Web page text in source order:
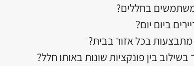
בחללים?
ביום יום?
מתבצעות בכל אזור בבית?
בין פונקציות שונות באותו חלל?